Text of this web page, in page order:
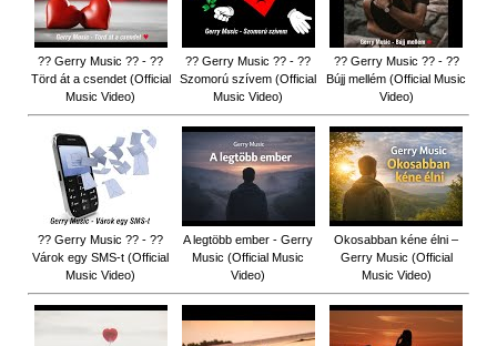
?? Gerry Music ?? - ??
Törd át a csendet (Official
Music Video)
?? Gerry Music ?? - ??
Szomorú szívem (Official
Music Video)
?? Gerry Music ?? - ??
Bújj mellém (Official Music
Video)
?? Gerry Music ?? - ??
Várok egy SMS-t (Official
Music Video)
A legtöbb ember - Gerry
Music (Official Music
Video)
Okosabban kéne élni –
Gerry Music (Official
Music Video)